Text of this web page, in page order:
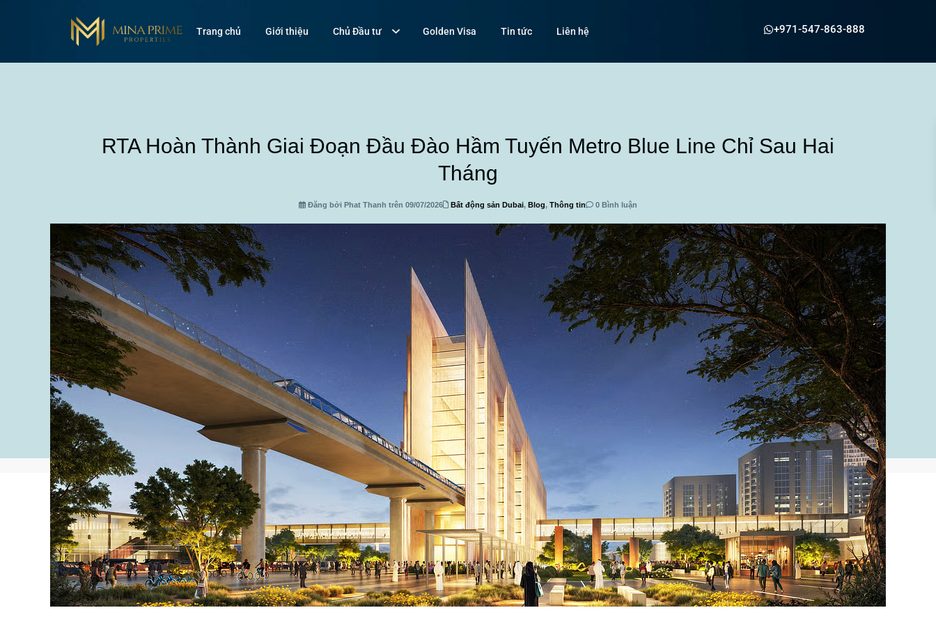
Trang chủ Giới thiệu Chủ Đầu tư Golden Visa Tin tức Liên hệ +971-547-863-888
RTA Hoàn Thành Giai Đoạn Đầu Đào Hầm Tuyến Metro Blue Line Chỉ Sau Hai
Tháng
Đăng bởi Phat Thanh trên 09/07/2026 Bất động sản Dubai, Blog, Thông tin 0 Bình luận